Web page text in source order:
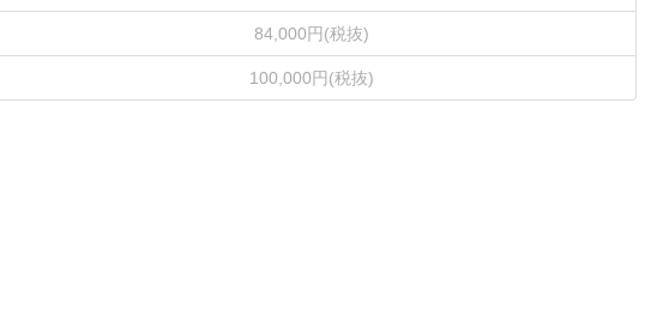
84,000円(税抜)
100,000円(税抜)